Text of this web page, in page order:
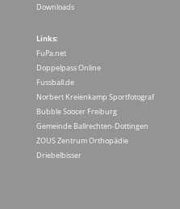
Downloads
Links:
FuPa.net
Doppelpass Online
Fussball.de
Norbert Kreienkamp Sportfotograf
Bubble Soocer Freiburg
Gemeinde Ballrechten-Dottingen
ZOUS Zentrum Orthopädie
Driebelbisser